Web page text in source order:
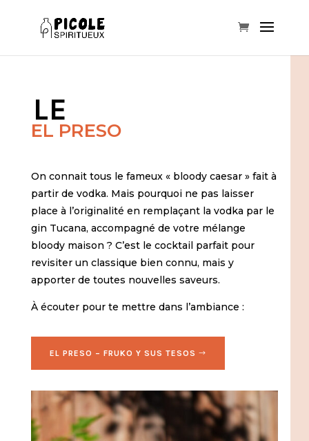
LE
EL PRESO
On connait tous le fameux « bloody caesar » fait à
partir de vodka. Mais pourquoi ne pas laisser
place à l’originalité en remplaçant la vodka par le
gin Tucana, accompagné de votre mélange
bloody maison ? C’est le cocktail parfait pour
revisiter un classique bien connu, mais y
apporter de toutes nouvelles saveurs.
À écouter pour te mettre dans l’ambiance :
EL PRESO – FRUKO Y SUS TESOS